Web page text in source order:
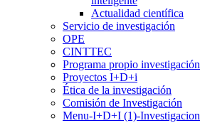
Actualidad científica
Servicio de investigación
OPE
CINTTEC
Programa propio investigación
Proyectos I+D+i
Ética de la investigación
Comisión de Investigación
Menu-I+D+I (1)-Investigacion